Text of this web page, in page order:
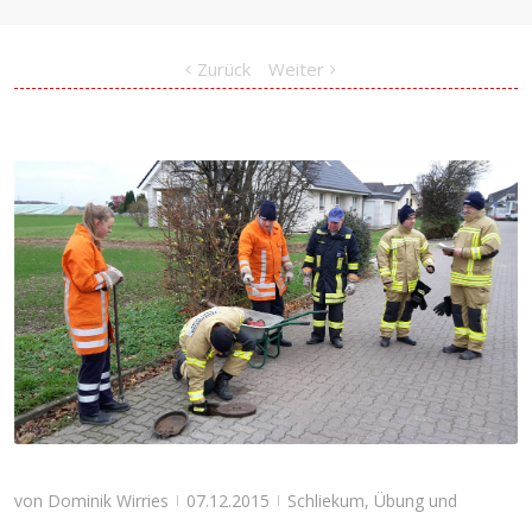
Zurück Weiter
von Dominik Wirries | 07.12.2015 | Schliekum, Übung und